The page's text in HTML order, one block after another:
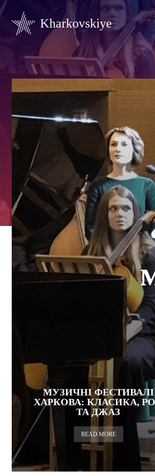
Kharkovskiye
МУЗИЧНІ ФЕСТИВАЛІ
ХАРКОВА: КЛАСИКА,
ТА ДЖАЗ
READ MORE